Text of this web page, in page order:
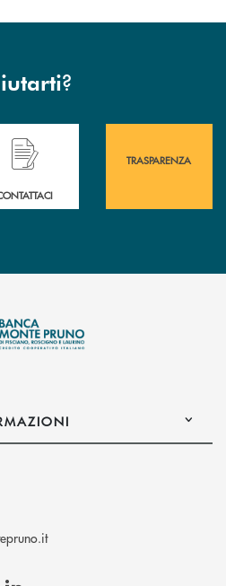
?
delle&nbsp; filiali&nbsp; di Banca
bisogno di assistenza immediata?
TRASPARENZA
(si apre l’app di posta